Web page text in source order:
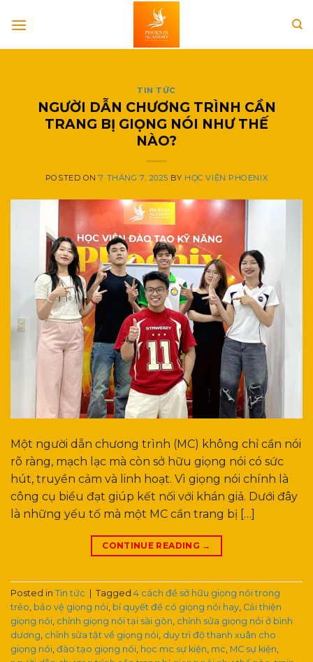
TIN TỨC
NGƯỜI DẪN CHƯƠNG TRÌNH CẦN
TRANG BỊ GIỌNG NÓI NHƯ THẾ
NÀO?
POSTED ON7 THÁNG 7, 2025 BY HỌC VIỆN PHOENIX
Một người dẫn chương trình (MC) không chỉ cần nói
rõ ràng, mạch lạc mà còn sở hữu giọng nói có sức
hút, truyền cảm và linh hoạt. Vì giọng nói chính là
công cụ biểu đạt giúp kết nối với khán giả. Dưới đây
là những yếu tố mà một MC cần trang bị […]
CONTINUE READING →
Posted in Tin tức Tagged 4 cách để sở hữu giọng nói trong
trẻo, bảo vệ giọng nói, bí quyết để có giọng nói hay, Cải thiện
giọng nói, chỉnh giọng nói tại sài gòn, chỉnh sửa giọng nói ở bình
dương, chỉnh sửa tật về giọng nói, duy trì độ thanh xuân cho
giọng nói, đào tạo giọng nói, học mc sự kiện, mc, MC sự kiện,